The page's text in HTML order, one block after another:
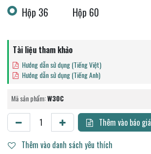
Hộp 36 Hộp 60
Tài liệu tham khảo
Hướng dẫn sử dụng (Tiếng Việt)
Hướng dẫn sử dụng (Tiếng Anh)
Mã sản phẩm:W30C
Thêm vào báo giá
Thêm vào danh sách yêu thích